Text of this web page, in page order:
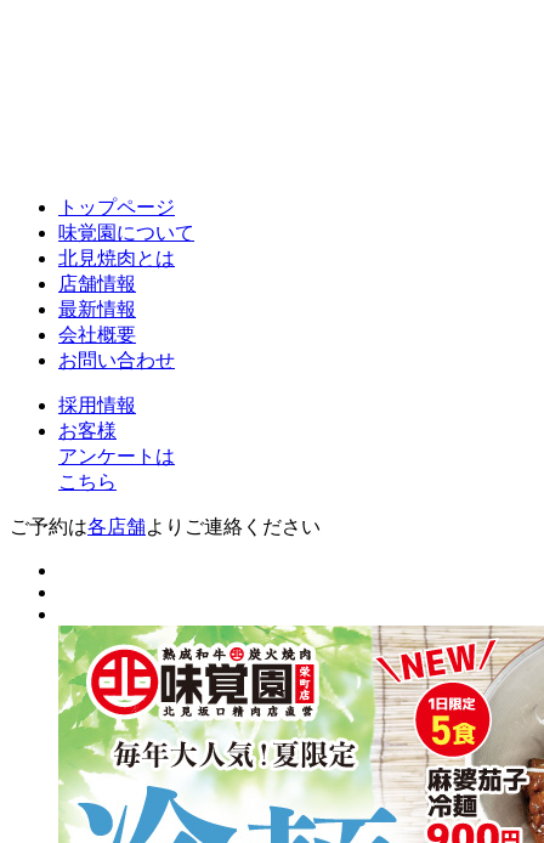
トップページ
味覚園について
北見焼肉とは
店舗情報
最新情報
会社概要
お問い合わせ
採用情報
お客様
アンケートは
こちら
ご予約は各店舗よりご連絡ください